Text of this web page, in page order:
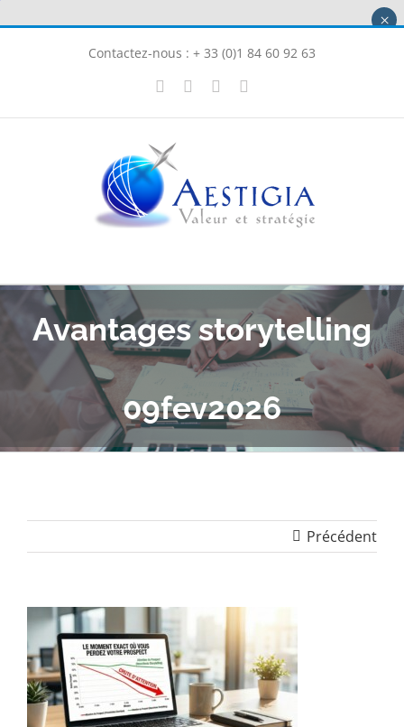
Contactez-nous : + 33 (0)1 84 60 92 63
LinkedInInstagram
Avantages storytelling
09fev2026
Précédent
×